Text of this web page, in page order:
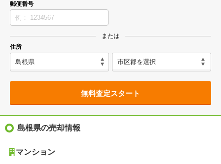
郵便番号
または
住所
無料査定スタート
島根県の売却情報
マンション